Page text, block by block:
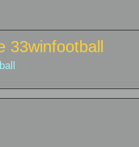
33winfootball